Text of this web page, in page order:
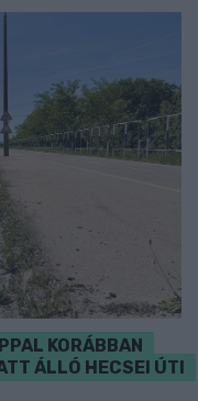
KORÁBBAN
ÁLLÓ HECSEI ÚTI